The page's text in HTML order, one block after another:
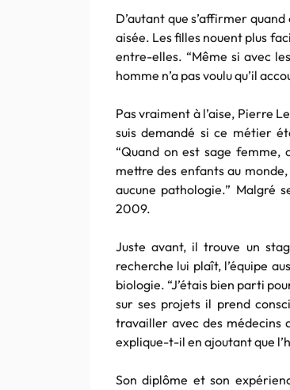
D’autant que s’affirmer
aisée. Les filles nouent plus
entre-elles. “Même si avec
homme n’a pas voulu qu’il
Pas vraiment à l’aise, Pierre
suis demandé si ce métier
“Quand on est sage femme,
mettre des enfants au
aucune pathologie.” Malgré
2009.
Juste avant, il trouve un
recherche lui plaît, l’équipe
biologie. “J’étais bien parti
sur ses projets il prend
travailler avec des médecins
explique-t-il en ajoutant que
Son diplôme et son